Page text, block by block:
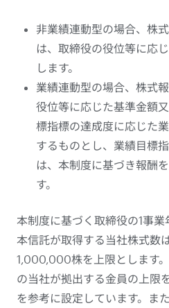
非業績連動型の場合、株
は、取締役の役位等に応
します。
業績連動型の場合、株式
役位等に応じた基準金額
標指標の達成度に応じた
するものとし、業績目標
は、本制度に基づき報酬
す。
本制度に基づく取締役の1事
本信託が取得する当社株式数
1,000,000株を上限とします。
の当社が拠出する金員の上限
を参考に設定しています。ま